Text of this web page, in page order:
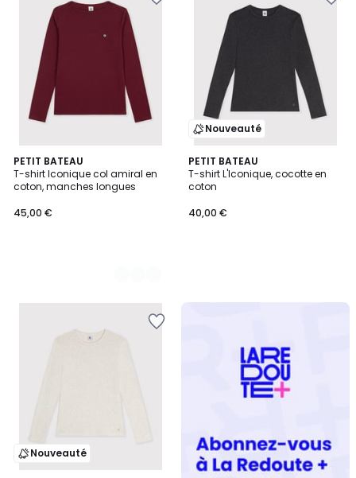
PETIT BATEAU
T-shirt Iconique col amiral en
coton, manches longues
45,00 €
2
Couleurs
Nouveauté
PETIT BATEAU
T-shirt L'Iconique, cocotte en
coton
40,00 €
Nouveauté